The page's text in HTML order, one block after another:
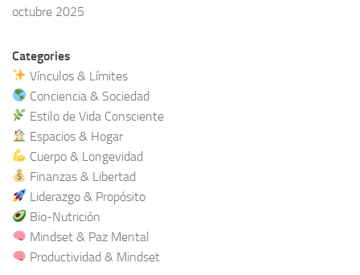
octubre 2025
Categories
Vínculos & Límites
Conciencia & Sociedad
Estilo de Vida Consciente
Espacios & Hogar
Cuerpo & Longevidad
Finanzas & Libertad
Liderazgo & Propósito
Bio-Nutrición
Mindset & Paz Mental
Productividad & Mindset